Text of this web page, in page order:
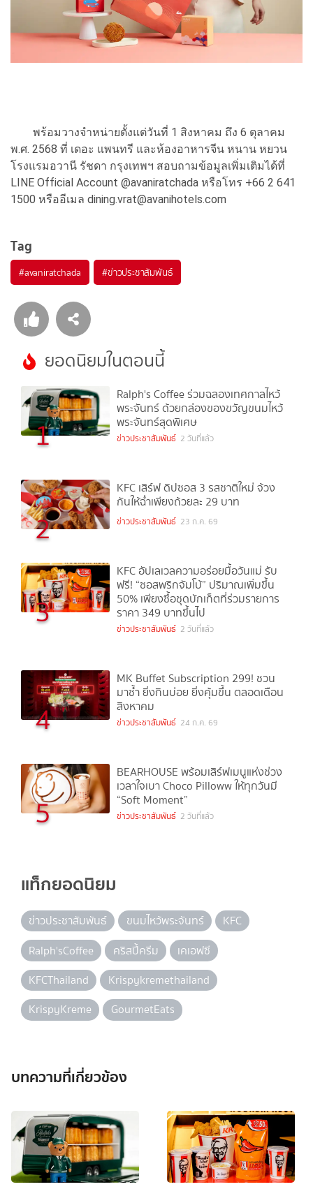
พร้อมวางจำหน่ายตั้งแต่วันที่ 1 สิงหาคม ถึง 6 ตุลาคม
พ.ศ. 2568 ที่ เดอะ แพนทรี และห้องอาหารจีน หนาน หยวน
โรงแรมอวานี รัชดา กรุงเทพฯ สอบถามข้อมูลเพิ่มเติมได้ที่
LINE Official Account @avaniratchada หรือโทร +66 2 641
1500 หรืออีเมล dining.vrat@avanihotels.com
Tag
#avaniratchada #ข่าวประชาสัมพันธ์
ยอดนิยมในตอนนี้
1
Ralph's Coffee ร่วมฉลองเทศกาลไหว้
พระจันทร์ ด้วยกล่องของขวัญขนมไหว้
พระจันทร์สุดพิเศษ
ข่าวประชาสัมพันธ์ 2 วันที่แล้ว
2
KFC เสิร์ฟ ดิปซอส 3 รสชาติใหม่ จ้วง
กันให้ฉ่ำเพียงถ้วยละ 29 บาท
ข่าวประชาสัมพันธ์ 23 ก.ค. 69
3
KFC อัปเลเวลความอร่อยมื้อวันแม่ รับ
ฟรี! “ซอสพริกจัมโบ้” ปริมาณเพิ่มขึ้น
50% เพียงซื้อชุดบักเก็ตที่ร่วมรายการ
ราคา 349 บาทขึ้นไป
ข่าวประชาสัมพันธ์ 2 วันที่แล้ว
4
MK Buffet Subscription 299! ชวน
มาซ้ำ ยิ่งกินบ่อย ยิ่งคุ้มขึ้น ตลอดเดือน
สิงหาคม
ข่าวประชาสัมพันธ์ 24 ก.ค. 69
5
BEARHOUSE พร้อมเสิร์ฟเมนูแห่งช่วง
เวลาใจเบา Choco Pilloww ให้ทุกวันมี
“Soft Moment”
ข่าวประชาสัมพันธ์ 2 วันที่แล้ว
แท็กยอดนิยม
ข่าวประชาสัมพันธ์ ขนมไหว้พระจันทร์
KFC
Ralph'sCoffee
คริสปี้ครีม
เคเอฟซี
KFCThailand
Krispykremethailand
KrispyKreme
GourmetEats
บทความที่เกี่ยวข้อง